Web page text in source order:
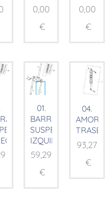
0,00
€
0,00
€
01.
BARRA
SUSPENSIÓN
IZQUIERDA
59,29
€
04.
93,27
€